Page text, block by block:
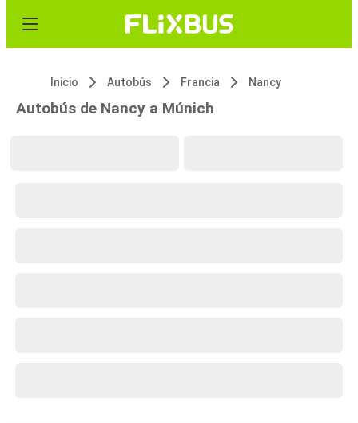
Inicio Autobús Francia Nancy
Autobús de Nancy a Múnich